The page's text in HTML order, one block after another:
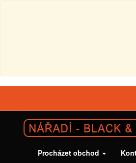
Procházet obchod